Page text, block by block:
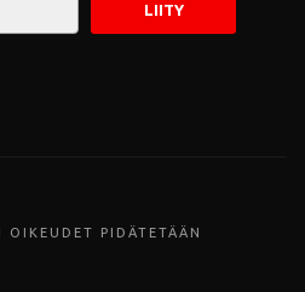
OIKEUDET PIDÄTETÄÄN